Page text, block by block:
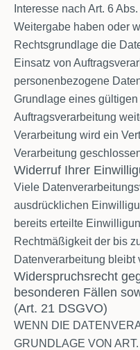
Interesse nach Art. 6
Weitergabe haben oder
Rechtsgrundlage die
Einsatz von
personenbezogene
Grundlage eines
Auftragsverarbeitung
Verarbeitung wird ein
Verarbeitung
Widerruf Ihrer
Viele
ausdrücklichen
bereits erteilte
Rechtmäßigkeit der bis
Datenverarbeitung bleibt
Widerspruchsrecht
besonderen Fällen
(Art. 21 DSGVO)
WENN DIE
GRUNDLAGE VON